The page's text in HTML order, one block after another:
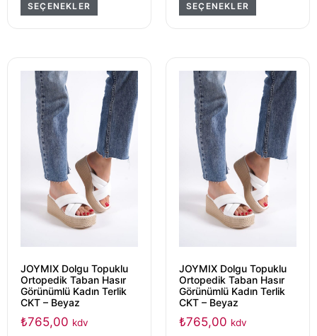
SEÇENEKLER SEÇENEKLER
JOYMIX Dolgu Topuklu
Ortopedik Taban Hasır
Görünümlü Kadın Terlik
CKT – Beyaz
₺765,00 kdv
JOYMIX Dolgu Topuklu
Ortopedik Taban Hasır
Görünümlü Kadın Terlik
CKT – Beyaz
₺765,00 kdv